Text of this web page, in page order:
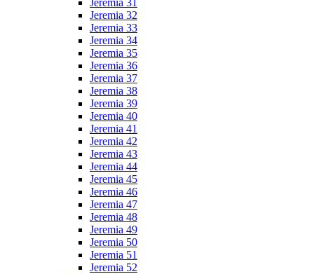
Jeremia 31
Jeremia 32
Jeremia 33
Jeremia 34
Jeremia 35
Jeremia 36
Jeremia 37
Jeremia 38
Jeremia 39
Jeremia 40
Jeremia 41
Jeremia 42
Jeremia 43
Jeremia 44
Jeremia 45
Jeremia 46
Jeremia 47
Jeremia 48
Jeremia 49
Jeremia 50
Jeremia 51
Jeremia 52